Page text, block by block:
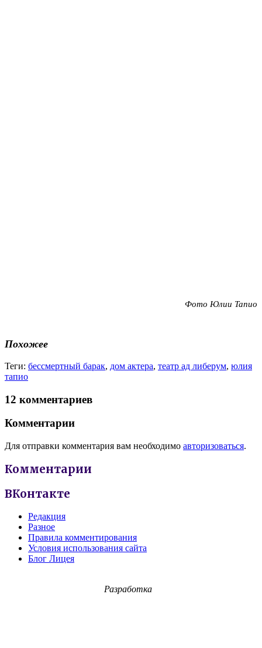
Фото Юлии Тапио
Похожее
Теги: бессмертный барак, дом актера, театр ад либерум, юлия
тапио
12 комментариев
Комментарии
Для отправки комментария вам необходимо авторизоваться.
Комментарии
ВКонтакте
Редакция
Разное
Правила комментирования
Условия использования сайта
Блог Лицея
Разработка